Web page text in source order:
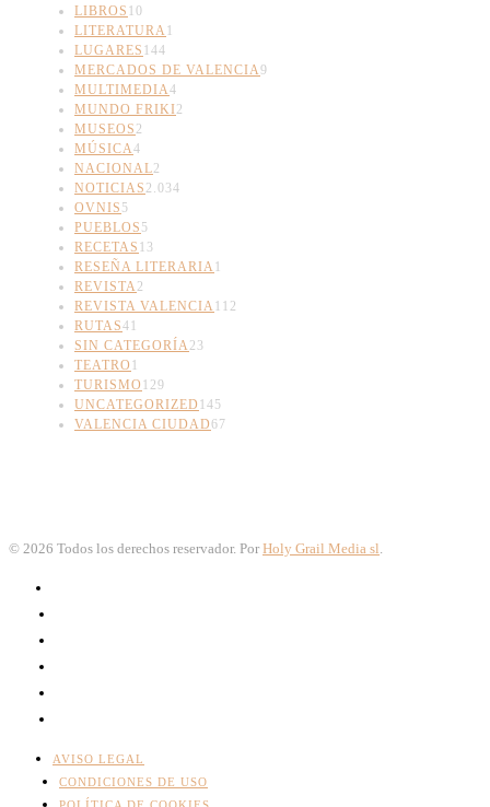
LIBROS 10
LITERATURA1
LUGARES 144
MERCADOS DE VALENCIA9
MULTIMEDIA4
MUNDO FRIKI2
MUSEOS 2
MÚSICA4
NACIONAL2
NOTICIAS 2.034
OVNIS 5
PUEBLOS 5
RECETAS 13
RESEÑA LITERARIA1
REVISTA2
REVISTA VALENCIA112
RUTAS41
SIN CATEGORÍA23
TEATRO 1
TURISMO 129
UNCATEGORIZED 145
VALENCIA CIUDAD67
© 2026 Todos los derechos reservador. Por Holy Grail Media sl
AVISO LEGAL
CONDICIONES DE USO